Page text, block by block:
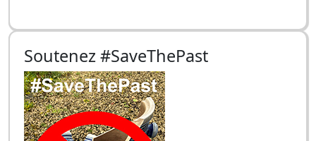
Soutenez #SaveThePast